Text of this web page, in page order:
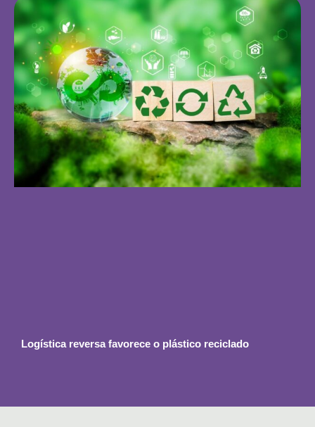
Logística reversa favorece o plástico reciclado